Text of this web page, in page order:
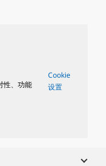
性、功能
Cookie
设置